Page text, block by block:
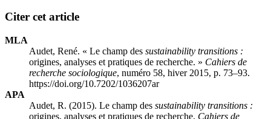
Citer cet article
MLA
Audet, René. « Le champ des sustainability transitions :
origines, analyses et pratiques de recherche. » Cahiers de
recherche sociologique, numéro 58, hiver 2015, p. 73–93.
https://doi.org/10.7202/1036207ar
APA
Audet, R. (2015). Le champ des sustainability transitions :
origines, analyses et pratiques de recherche. Cahiers de